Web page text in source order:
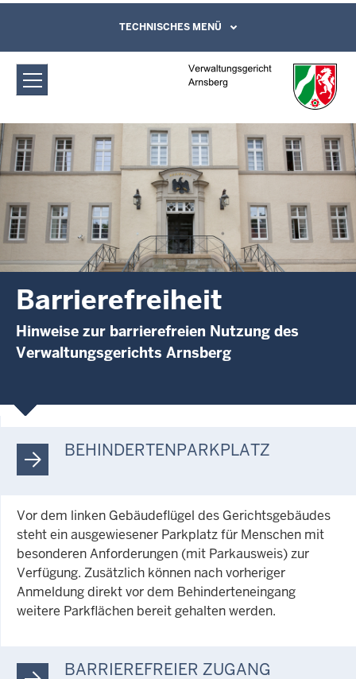
Verwaltungsgericht Arnsberg:
Barrierefreiheit
Direkt zum Inhalt
Leichte Sprache, Gebärdensprachenvideo
und Kontaktformular
TECHNISCHES MENÜ
Barrierefreiheit
Hinweise zur barrierefreien Nutzung des
Verwaltungsgerichts Arnsberg
BEHINDERTENPARKPLATZ
Vor dem linken Gebäudeflügel des Gerichtsgebäudes
steht ein ausgewiesener Parkplatz für Menschen mit
besonderen Anforderungen (mit Parkausweis) zur
Verfügung. Zusätzlich können nach vorheriger
Anmeldung direkt vor dem Behinderteneingang
weitere Parkflächen bereit gehalten werden.
BARRIEREFREIER ZUGANG